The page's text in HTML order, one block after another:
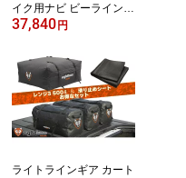
イク用ナビ ビーラインモ
ト2 Moto II ナビゲーショ
ーリング BLD3.0_SVR
37,840円
ライトラインギア カート